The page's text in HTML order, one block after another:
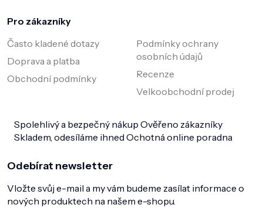
Pro zákazníky
Často kladené dotazy
Doprava a platba
Obchodní podmínky
Podmínky ochrany
osobních údajů
Recenze
Velkoobchodní prodej
Spolehlivý a bezpečný nákup Ověřeno zákazníky
Skladem, odesíláme ihned Ochotná online poradna
Odebírat newsletter
Vložte svůj e-mail a my vám budeme zasílat informace o
nových produktech na našem e-shopu.